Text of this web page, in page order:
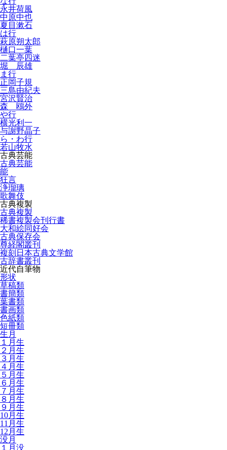
永井荷風
中原中也
夏目漱石
は行
萩原朔太郎
樋口一葉
二葉亭四迷
堀 辰雄
ま行
正岡子規
三島由紀夫
宮沢賢治
森 鴎外
や行
横光利一
与謝野晶子
ら・わ行
若山牧水
古典芸能
古典芸能
能
狂言
浄瑠璃
歌舞伎
古典複製
古典複製
稀書複製会刊行書
大和絵同好会
古典保存会
尊経閣叢刊
複刻日本古典文学館
古辞書叢刊
近代自筆物
形状
草稿類
書簡類
葉書類
書画類
色紙類
短冊類
生月
１月生
２月生
３月生
４月生
５月生
６月生
７月生
８月生
９月生
10月生
11月生
12月生
没月
１月没